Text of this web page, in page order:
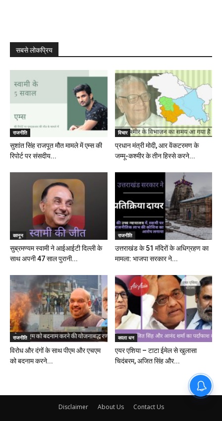
सबसे लोकप्रिय
राजनीति
सुशांत सिंह राजपूत मौत मामले में एम्स की
रिपोर्ट पर संसदीय...
विचार
प्रधान मंत्री मोदी, आर वेंकटरमण के
जम्मू-कश्मीर के तीन हिस्से करने...
कानून
सुब्रमण्यम स्वामी ने आईआईटी दिल्ली के
साथ अपनी 47 साल पुरानी...
राजनीति
उत्तराखंड के 51 मंदिरों के अधिग्रहण का
मामला: भाजपा सरकार ने...
राजनीति
विरोध और दंगों के साथ पीएम और एचएम
को बदनाम करने...
काला धन
एयर एशिया – टाटा ईमेल से खुलासा
चिदंबरम, अजित सिंह और...
Disclaimer About Us Contact Us